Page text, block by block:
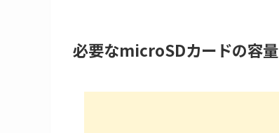
必要なmicroSDカードの容量